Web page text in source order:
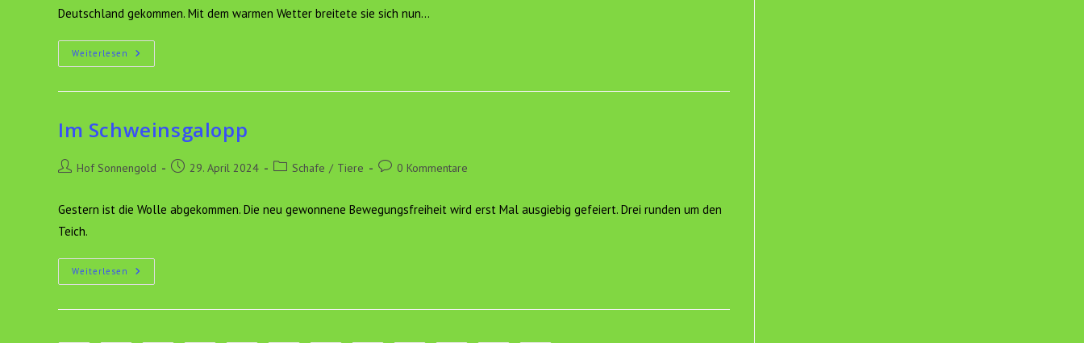
Deutschland gekommen. Mit dem warmen Wetter breitete sie sich nun…
Weiterlesen Blauzungenkrankheit
Im Schweinsgalopp
Beitrags-
Hof Sonnengold
Beitrag29. April 2024
Beitrags-
Schafe / Tiere
Beitrags-
0 Kommentare
Gestern ist die Wolle abgekommen. Die neu gewonnene Bewegungsfreiheit wird erst Mal ausgiebig gefeiert. Drei runden um den
Teich.
Weiterlesen Im
Schweinsgalopp